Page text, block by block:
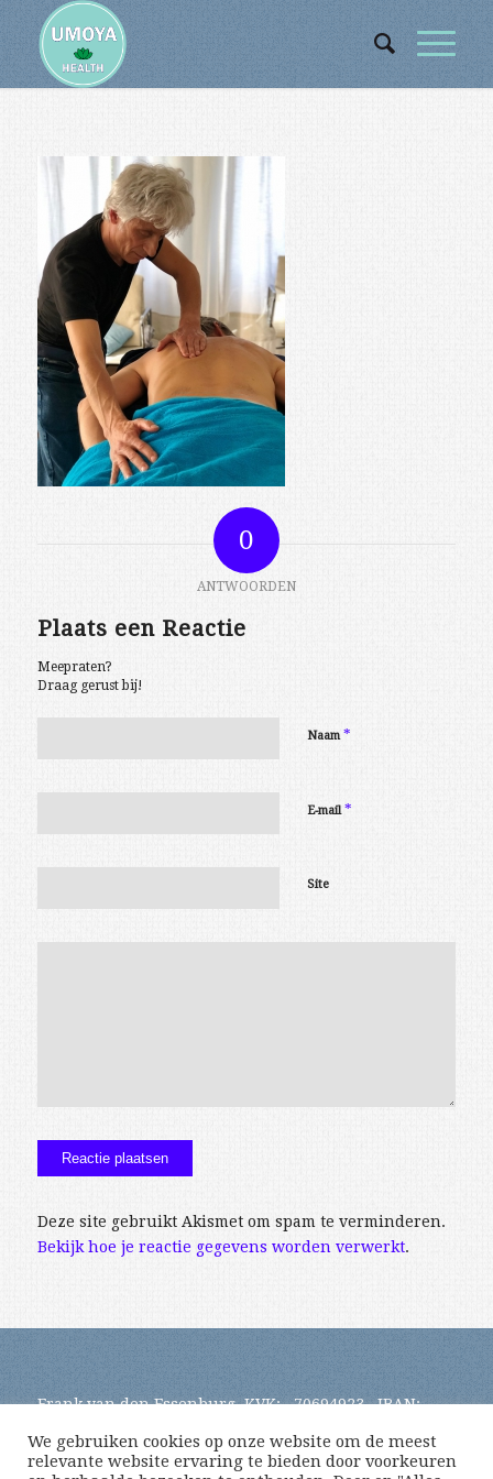
0
ANTWOORDEN
Plaats een Reactie
Meepraten?
Draag gerust bij!
Naam*
E-mail*
Site
Deze site gebruikt Akismet om spam te verminderen.
Bekijk hoe je reactie gegevens worden verwerkt.
Frank van den Essenburg, KVK: 70694923 , IBAN:
We gebruiken cookies op onze website om de meest
relevante website ervaring te bieden door voorkeuren